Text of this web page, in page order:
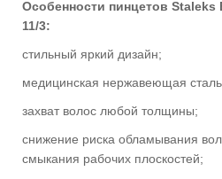
Особенности пинцетов Staleks
11/3:
стильный яркий дизайн;
медицинская нержавеющая
захват волос любой толщины;
снижение риска обламывания
смыкания рабочих плоскостей;